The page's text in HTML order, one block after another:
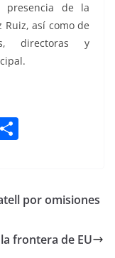
presencia de la
Ruiz, así como de
directoras y
epor omisiones
frontera de EU